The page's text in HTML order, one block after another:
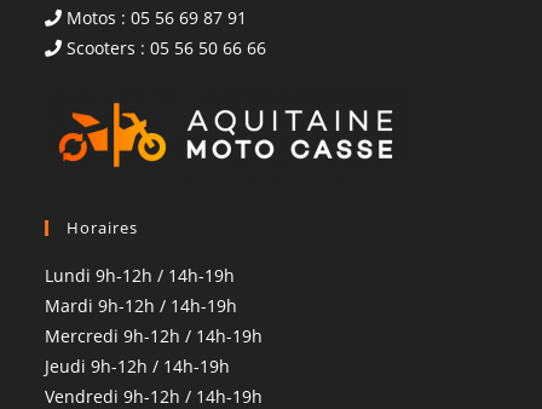
Motos : 05 56 69 87 91
Scooters : 05 56 50 66 66
Horaires
Lundi 9h-12h / 14h-19h
Mardi 9h-12h / 14h-19h
Mercredi 9h-12h / 14h-19h
Jeudi 9h-12h / 14h-19h
Vendredi 9h-12h / 14h-19h